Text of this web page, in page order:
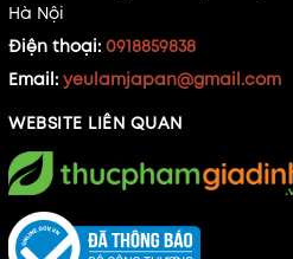
Hà Nội
Điện thoại: 0918859838
Email: yeulamjapan@gmail.com
WEBSITE LIÊN QUAN